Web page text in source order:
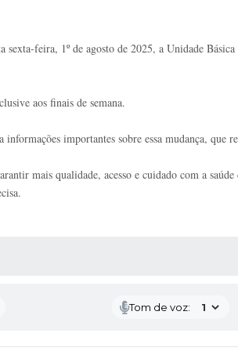
feira, 1º de agosto de 2025, a Unidade
aos finais de semana.
importantes sobre essa mudança, que
mais qualidade, acesso e cuidado com a
Tom de voz: